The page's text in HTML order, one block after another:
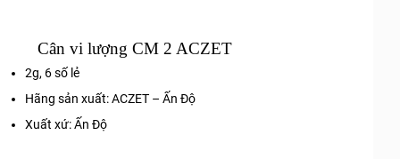
Cân vi lượng CM 2 ACZET
2g, 6 số lẻ
Hãng sản xuất: ACZET – Ấn Độ
Xuất xứ: Ấn Độ